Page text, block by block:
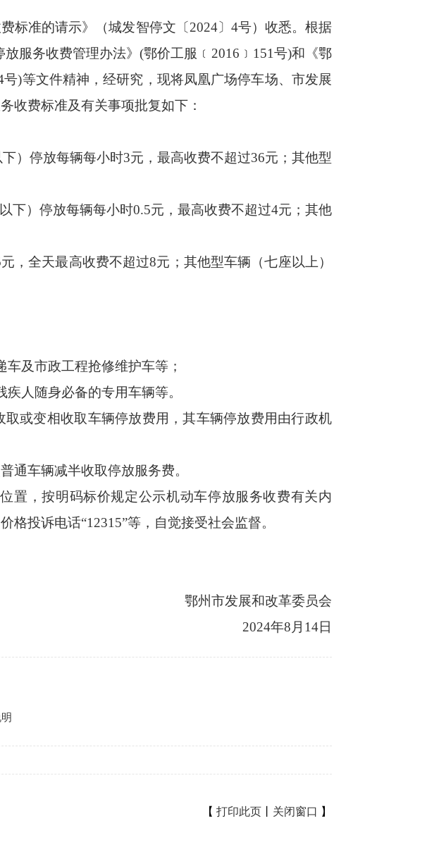
准的请示》（城发智停文〔2024〕4号）收悉。根据
服务收费管理办法》(鄂价工服﹝2016﹞151号)和《鄂
)等文件精神，经研究，现将凤凰广场停车场、市发展
收费标准及有关事项批复如下：
停放每辆每小时3元，最高收费不超过36元；其他型
）停放每辆每小时0.5元，最高收费不超过4元；其他
全天最高收费不超过8元；其他型车辆（七座以上）
及市政工程抢修维护车等；
人随身必备的专用车辆等。
或变相收取车辆停放费用，其车辆停放费用由行政机
车辆减半收取停放服务费。
，按明码标价规定公示机动车停放服务收费有关内
投诉电话“12315”等，自觉接受社会监督。
鄂州市发展和改革委员会
2024年8月14日
【 打印此页 关闭窗口 】